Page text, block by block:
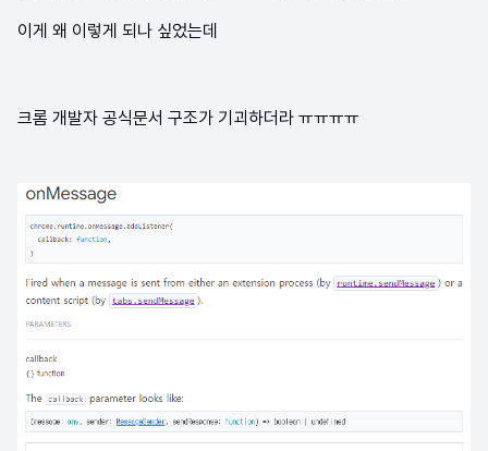
이게 왜 이렇게 되나 싶었는데
크롬 개발자 공식문서 구조가 기괴하더라 ㅠㅠㅠㅠ